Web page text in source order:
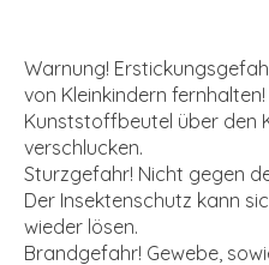
Warnung!
von Kleinkindern
Kunststoffbeutel über den
verschlucken.
Sturzgefahr! Nicht gegen
Der Insektenschutz kann
wieder lösen.
Brandgefahr! Gewebe,